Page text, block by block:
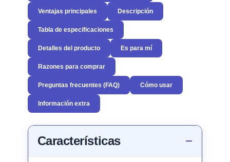
Ventajas principales Descripción
Tabla de especificaciones
Detalles del producto Es para mí
Razones para comprar
Preguntas frecuentes (FAQ) Cómo usar
Información extra
Características